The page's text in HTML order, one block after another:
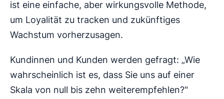
ist eine einfache, aber wirkungsvolle Methode,
um Loyalität zu tracken und zukünftiges
Wachstum vorherzusagen.
Kundinnen und Kunden werden gefragt: „Wie
wahrscheinlich ist es, dass Sie uns auf einer
Skala von null bis zehn weiterempfehlen?"